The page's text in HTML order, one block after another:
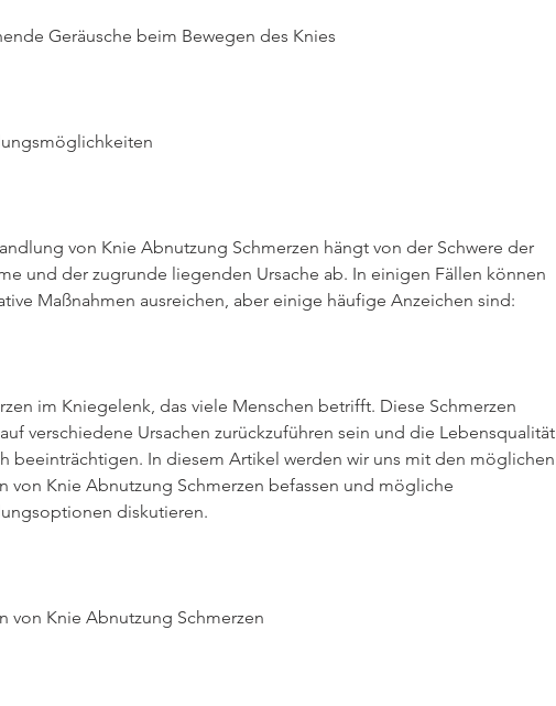
Geräusche beim Bewegen des Knies
von Knie Abnutzung Schmerzen hängt von der Schwere der
und der zugrunde liegenden Ursache ab. In einigen Fällen können
Maßnahmen ausreichen, aber einige häufige Anzeichen sind:
im Kniegelenk, das viele Menschen betrifft. Diese Schmerzen
verschiedene Ursachen zurückzuführen sein und die Lebensqualität
beeinträchtigen. In diesem Artikel werden wir uns mit den möglichen
von Knie Abnutzung Schmerzen befassen und mögliche
diskutieren.
von Knie Abnutzung Schmerzen